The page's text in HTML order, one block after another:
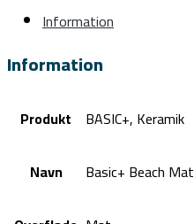
Information
Information
Produkt BASIC+, Keramik
Navn
Basic+ Beach Mat